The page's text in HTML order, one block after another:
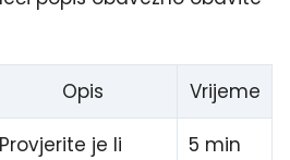
Opis Vrijeme
Provjerite je li
5 min